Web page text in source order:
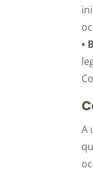
•
A